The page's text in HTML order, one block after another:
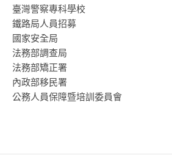
臺灣警察專科學校
鐵路局人員招募
國家安全局
法務部調查局
法務部矯正署
內政部移民署
公務人員保障暨培訓委員會